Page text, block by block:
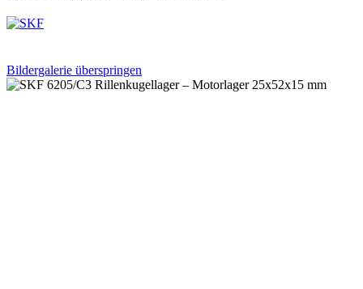
Bildergalerie überspringen